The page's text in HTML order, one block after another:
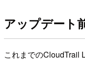
アップデート
これまでのCloudTrail